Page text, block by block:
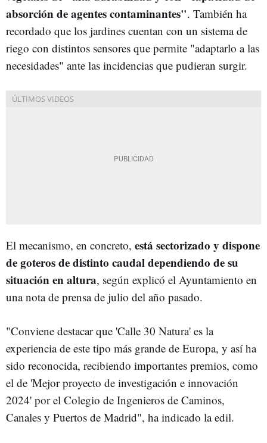
absorción de agentes contaminantes". También ha
recordado que los jardines cuentan con un sistema de
riego con distintos sensores que permite "adaptarlo a las
necesidades" ante las incidencias que pudieran surgir.
El mecanismo, en concreto, está sectorizado y dispone
de goteros de distinto caudal dependiendo de su
situación en altura, según explicó el Ayuntamiento en
una nota de prensa de julio del año pasado.
"Conviene destacar que 'Calle 30 Natura' es la
experiencia de este tipo más grande de Europa, y así ha
sido reconocida, recibiendo importantes premios, como
el de 'Mejor proyecto de investigación e innovación
2024' por el Colegio de Ingenieros de Caminos,
Canales y Puertos de Madrid", ha indicado la edil.